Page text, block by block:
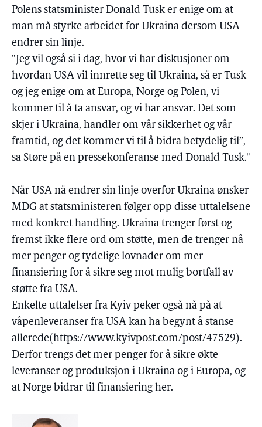
Polens statsminister Donald Tusk er enige om at
man må styrke arbeidet for Ukraina dersom USA
endrer sin linje.
"Jeg vil også si i dag, hvor vi har diskusjoner om
hvordan USA vil innrette seg til Ukraina, så er Tusk
og jeg enige om at Europa, Norge og Polen, vi
kommer til å ta ansvar, og vi har ansvar. Det som
skjer i Ukraina, handler om vår sikkerhet og vår
framtid, og det kommer vi til å bidra betydelig til”,
sa Støre på en pressekonferanse med Donald Tusk."
Når USA nå endrer sin linje overfor Ukraina ønsker
MDG at statsministeren følger opp disse uttalelsene
med konkret handling. Ukraina trenger først og
fremst ikke flere ord om støtte, men de trenger nå
mer penger og tydelige lovnader om mer
finansiering for å sikre seg mot mulig bortfall av
støtte fra USA.
Enkelte uttalelser fra Kyiv peker også nå på at
våpenleveranser fra USA kan ha begynt å stanse
allerede(https://www.kyivpost.com/post/47529).
Derfor trengs det mer penger for å sikre økte
leveranser og produksjon i Ukraina og i Europa, og
at Norge bidrar til finansiering her.